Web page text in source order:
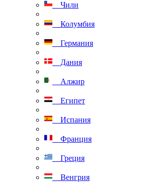
Чили
Колумбия
Германия
Дания
Алжир
Египет
Испания
Франция
Греция
Венгрия